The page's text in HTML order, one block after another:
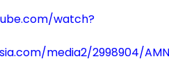
watch?
media2/2998904/